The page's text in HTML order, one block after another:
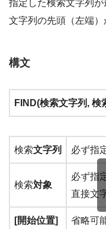
指定した検索文字列
文字列の先頭（左端）
構文
FIND(検索文字列, 検
検索文字列 必ず指
検索対象
必ず指
直接文
[開始位置] 省略可